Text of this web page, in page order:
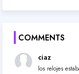
COMMENTS
ciaz
los relojes